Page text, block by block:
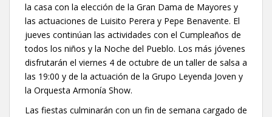
la casa con la elección de la Gran Dama de Mayores y
las actuaciones de Luisito Perera y Pepe Benavente. El
jueves continúan las actividades con el Cumpleaños de
todos los niños y la Noche del Pueblo. Los más jóvenes
disfrutarán el viernes 4 de octubre de un taller de salsa a
las 19:00 y de la actuación de la Grupo Leyenda Joven y
la Orquesta Armonía Show.
Las fiestas culminarán con un fin de semana cargado de